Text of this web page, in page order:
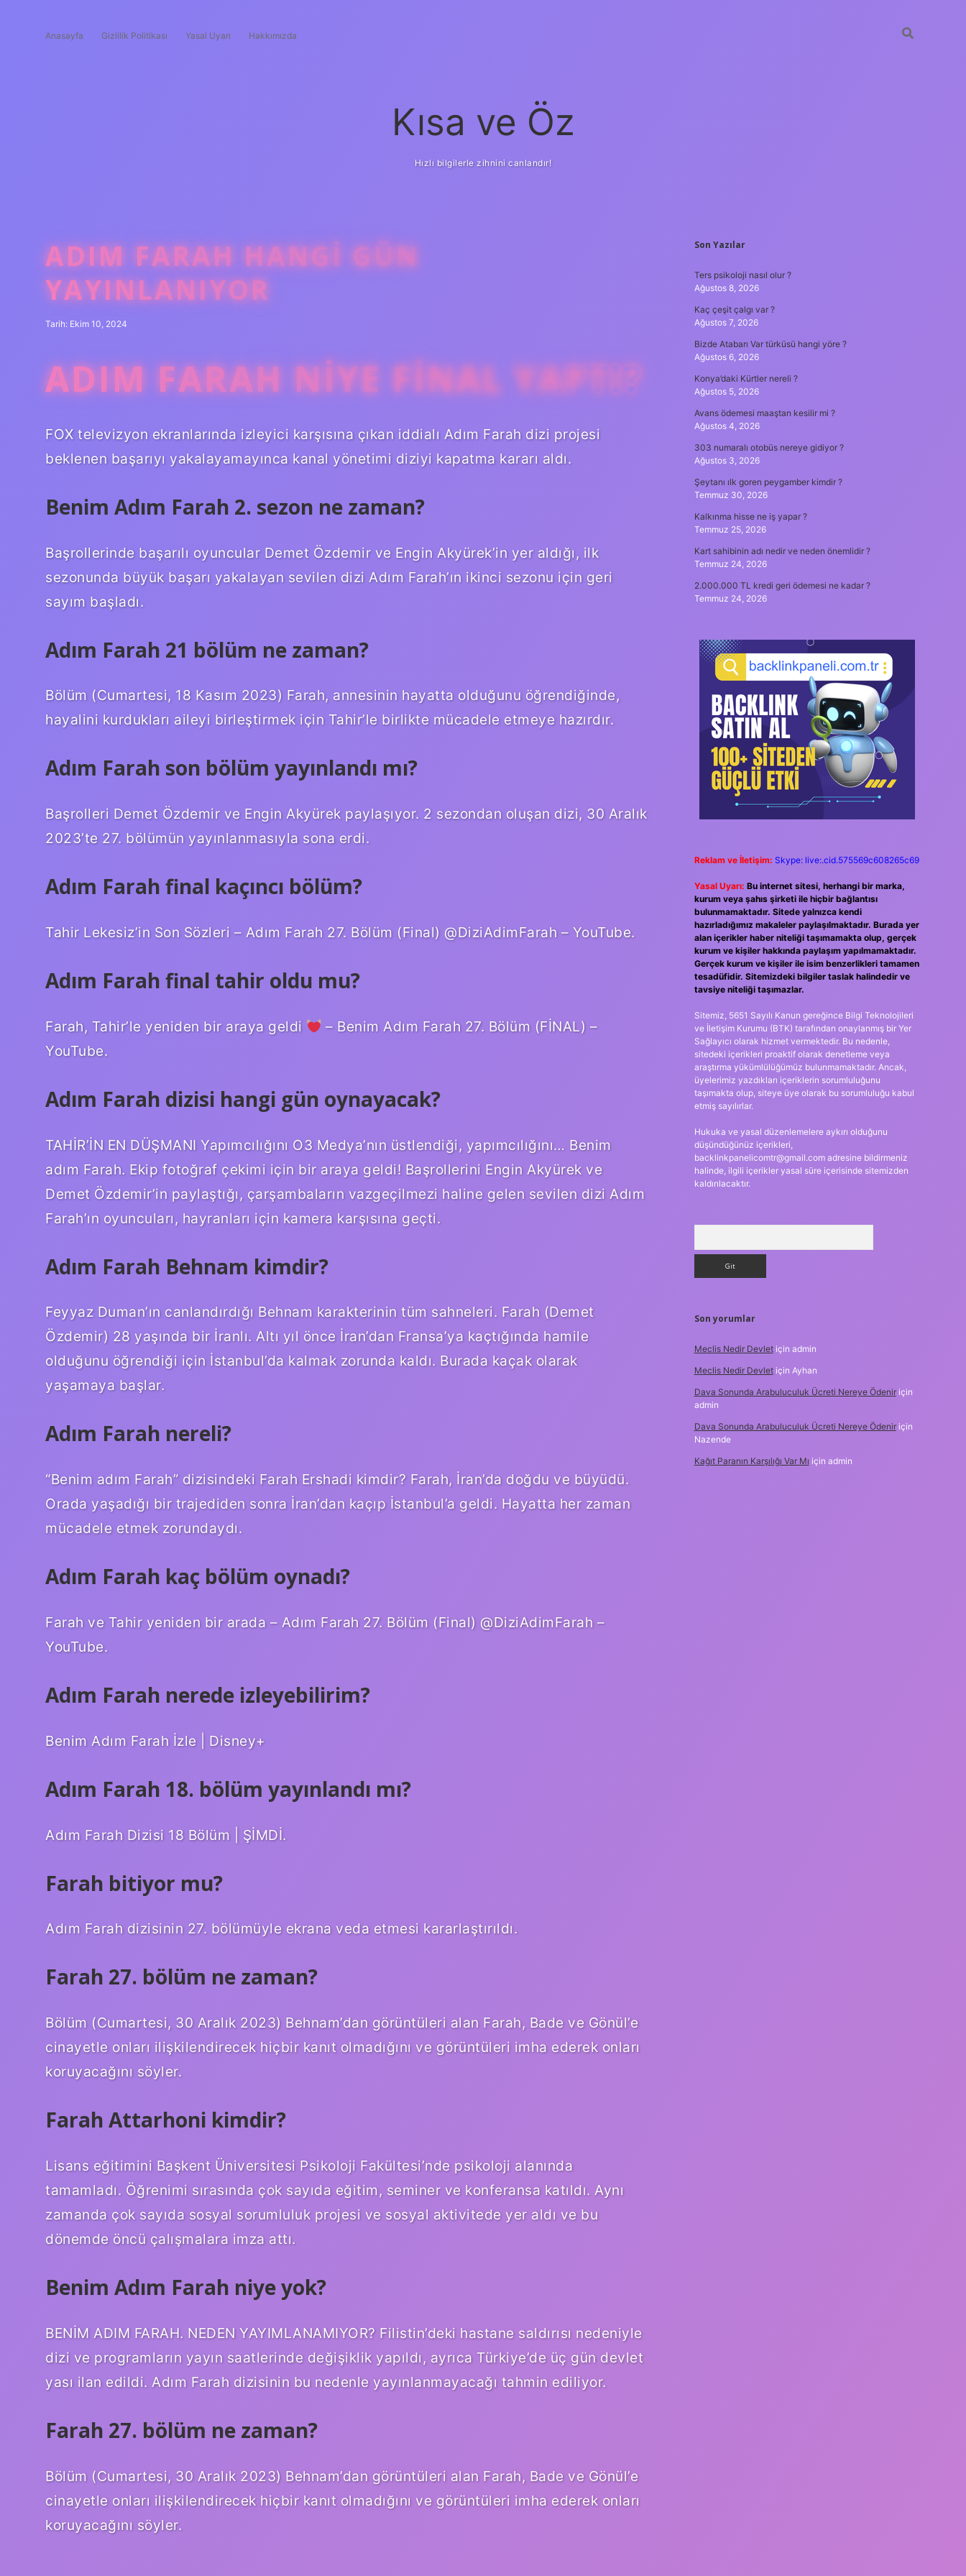
Anasayfa Gizlilik Politikası Yasal Uyarı Hakkımızda
Kısa ve Öz
Hızlı bilgilerle zihnini canlandır!
ADIM FARAH HANGI GÜN
YAYINLANIYOR
Tarih: Ekim 10, 2024
ADIM FARAH NIYE FINAL YAPTI?
FOX televizyon ekranlarında izleyici karşısına çıkan iddialı Adım Farah dizi projesi
beklenen başarıyı yakalayamayınca kanal yönetimi diziyi kapatma kararı aldı.
Benim Adım Farah 2. sezon ne zaman?
Başrollerinde başarılı oyuncular Demet Özdemir ve Engin Akyürek’in yer aldığı, ilk
sezonunda büyük başarı yakalayan sevilen dizi Adım Farah’ın ikinci sezonu için geri
sayım başladı.
Adım Farah 21 bölüm ne zaman?
Bölüm (Cumartesi, 18 Kasım 2023) Farah, annesinin hayatta olduğunu öğrendiğinde,
hayalini kurdukları aileyi birleştirmek için Tahir’le birlikte mücadele etmeye hazırdır.
Adım Farah son bölüm yayınlandı mı?
Başrolleri Demet Özdemir ve Engin Akyürek paylaşıyor. 2 sezondan oluşan dizi, 30 Aralık
2023’te 27. bölümün yayınlanmasıyla sona erdi.
Adım Farah final kaçıncı bölüm?
Tahir Lekesiz’in Son Sözleri – Adım Farah 27. Bölüm (Final) @DiziAdimFarah – YouTube.
Adım Farah final tahir oldu mu?
Farah, Tahir’le yeniden bir araya geldi
– Benim Adım Farah 27. Bölüm (FİNAL) –
YouTube.
Adım Farah dizisi hangi gün oynayacak?
TAHİR’İN EN DÜŞMANI Yapımcılığını O3 Medya’nın üstlendiği, yapımcılığını… Benim
adım Farah. Ekip fotoğraf çekimi için bir araya geldi! Başrollerini Engin Akyürek ve
Demet Özdemir’in paylaştığı, çarşambaların vazgeçilmezi haline gelen sevilen dizi Adım
Farah’ın oyuncuları, hayranları için kamera karşısına geçti.
Adım Farah Behnam kimdir?
Feyyaz Duman’ın canlandırdığı Behnam karakterinin tüm sahneleri. Farah (Demet
Özdemir) 28 yaşında bir İranlı. Altı yıl önce İran’dan Fransa’ya kaçtığında hamile
olduğunu öğrendiği için İstanbul’da kalmak zorunda kaldı. Burada kaçak olarak
yaşamaya başlar.
Adım Farah nereli?
“Benim adım Farah” dizisindeki Farah Ershadi kimdir? Farah, İran’da doğdu ve büyüdü.
Orada yaşadığı bir trajediden sonra İran’dan kaçıp İstanbul’a geldi. Hayatta her zaman
mücadele etmek zorundaydı.
Adım Farah kaç bölüm oynadı?
Farah ve Tahir yeniden bir arada – Adım Farah 27. Bölüm (Final) @DiziAdimFarah –
YouTube.
Adım Farah nerede izleyebilirim?
Benim Adım Farah İzle | Disney+
Adım Farah 18. bölüm yayınlandı mı?
Adım Farah Dizisi 18 Bölüm | ŞİMDİ.
Farah bitiyor mu?
Adım Farah dizisinin 27. bölümüyle ekrana veda etmesi kararlaştırıldı.
Farah 27. bölüm ne zaman?
Bölüm (Cumartesi, 30 Aralık 2023) Behnam’dan görüntüleri alan Farah, Bade ve Gönül’e
cinayetle onları ilişkilendirecek hiçbir kanıt olmadığını ve görüntüleri imha ederek onları
koruyacağını söyler.
Farah Attarhoni kimdir?
Lisans eğitimini Başkent Üniversitesi Psikoloji Fakültesi’nde psikoloji alanında
tamamladı. Öğrenimi sırasında çok sayıda eğitim, seminer ve konferansa katıldı. Aynı
zamanda çok sayıda sosyal sorumluluk projesi ve sosyal aktivitede yer aldı ve bu
dönemde öncü çalışmalara imza attı.
Benim Adım Farah niye yok?
BENİM ADIM FARAH. NEDEN YAYIMLANAMIYOR? Filistin’deki hastane saldırısı nedeniyle
dizi ve programların yayın saatlerinde değişiklik yapıldı, ayrıca Türkiye’de üç gün devlet
yası ilan edildi. Adım Farah dizisinin bu nedenle yayınlanmayacağı tahmin ediliyor.
Farah 27. bölüm ne zaman?
Bölüm (Cumartesi, 30 Aralık 2023) Behnam’dan görüntüleri alan Farah, Bade ve Gönül’e
cinayetle onları ilişkilendirecek hiçbir kanıt olmadığını ve görüntüleri imha ederek onları
koruyacağını söyler.
SIDEBAR
Son Yazılar
Ters psikoloji nasıl olur ?
Ağustos 8, 2026
Kaç çeşit çalgı var ?
Ağustos 7, 2026
Bizde Atabarı Var türküsü hangi yöre ?
Ağustos 6, 2026
Konya’daki Kürtler nereli ?
Ağustos 5, 2026
Avans ödemesi maaştan kesilir mi ?
Ağustos 4, 2026
303 numaralı otobüs nereye gidiyor ?
Ağustos 3, 2026
Şeytanı ılk goren peygamber kimdir ?
Temmuz 30, 2026
Kalkınma hisse ne iş yapar ?
Temmuz 25, 2026
Kart sahibinin adı nedir ve neden önemlidir ?
Temmuz 24, 2026
2.000.000 TL kredi geri ödemesi ne kadar ?
Temmuz 24, 2026
Reklam ve İletişim: Skype: live:.cid.575569c608265c69
Yasal Uyarı: Bu internet sitesi, herhangi bir marka,
kurum veya şahıs şirketi ile hiçbir bağlantısı
bulunmamaktadır. Sitede yalnızca kendi
hazırladığımız makaleler paylaşılmaktadır. Burada yer
alan içerikler haber niteliği taşımamakta olup, gerçek
kurum ve kişiler hakkında paylaşım yapılmamaktadır.
Gerçek kurum ve kişiler ile isim benzerlikleri tamamen
tesadüfidir. Sitemizdeki bilgiler taslak halindedir ve
tavsiye niteliği taşımazlar.
Sitemiz, 5651 Sayılı Kanun gereğince Bilgi Teknolojileri
ve İletişim Kurumu (BTK) tarafından onaylanmış bir Yer
Sağlayıcı olarak hizmet vermektedir. Bu nedenle,
sitedeki içerikleri proaktif olarak denetleme veya
araştırma yükümlülüğümüz bulunmamaktadır. Ancak,
üyelerimiz yazdıkları içeriklerin sorumluluğunu
taşımakta olup, siteye üye olarak bu sorumluluğu kabul
etmiş sayılırlar.
Hukuka ve yasal düzenlemelere aykırı olduğunu
düşündüğünüz içerikleri,
backlinkpanelicomtr@gmail.comadresine bildirmeniz
halinde, ilgili içerikler yasal süre içerisinde sitemizden
kaldırılacaktır.
Son yorumlar
Meclis Nedir Devletiçin admin
Meclis Nedir Devletiçin Ayhan
Dava Sonunda Arabuluculuk Ücreti Nereye Ödeniriçin
admin
Dava Sonunda Arabuluculuk Ücreti Nereye Ödeniriçin
Nazende
Kağıt Paranın Karşılığı Var Mı için admin